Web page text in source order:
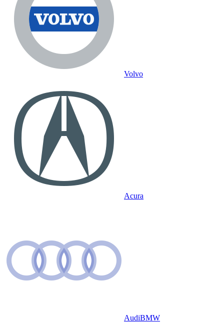
Volvo
Acura
AudiBMW